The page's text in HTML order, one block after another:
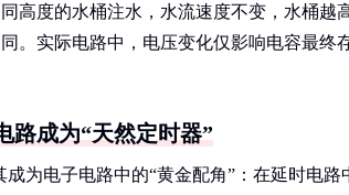
高度的水桶注水，水流速度不变，水桶越
。实际电路中，电压变化仅影响电容最终
路成为“天然定时器”
为电子电路中的“黄金配角”：在延时电